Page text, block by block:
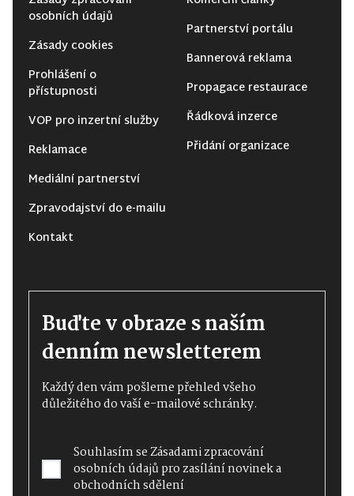
osobních údajů
Zásady cookies
Prohlášení o
přístupnosti
VOP pro inzertní služby
Reklamace
Mediální partnerství
Zpravodajství do e-mailu
Kontakt
Partnerství portálu
Bannerová reklama
Propagace restaurace
Řádková inzerce
Přidání organizace
Buďte v obraze s naším
denním newsletterem
Každý den vám pošleme přehled všeho
důležitého do vaší e-mailové schránky.
Souhlasím seZásadami zpracování
osobních údajůpro zasílání novinek a
obchodních sdělení